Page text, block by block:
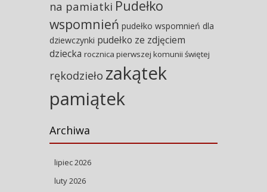
na pamiatki Pudełko
wspomnień pudełko wspomnień dla
dziewczynki pudełko ze zdjęciem
dziecka rocznica pierwszej komunii świętej
rękodzieło zakątek
pamiątek
Archiwa
lipiec 2026
luty 2026